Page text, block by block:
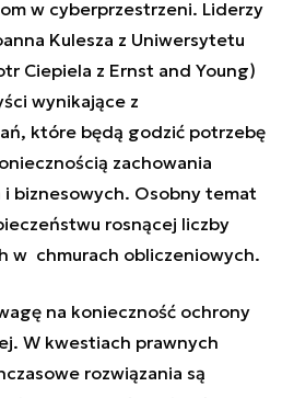
w cyberprzestrzeni. Liderzy
Kulesza z Uniwersytetu
Ciepiela z Ernst and Young)
wynikające z
które będą godzić potrzebę
zachowania
biznesowych. Osobny temat
rosnącej liczby
w chmurach obliczeniowych.
na konieczność ochrony
W kwestiach prawnych
rozwiązania są